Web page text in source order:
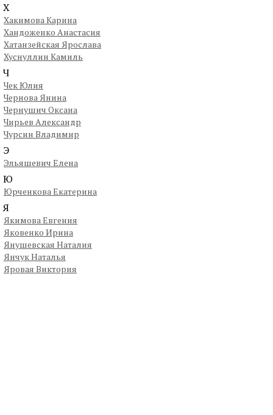
Х
Хакимова Карина
Хандоженко Анастасия
Хатанзейская Ярослава
Хуснуллин Камиль
Ч
Чек Юлия
Чернова Янина
Чернушич Оксана
Чирьев Александр
Чурсин Владимир
Э
Эльяшевич Елена
Ю
Юрченкова Екатерина
Я
Якимова Евгения
Яковенко Ирина
Янушевская Наталия
Янчук Наталья
Яровая Виктория